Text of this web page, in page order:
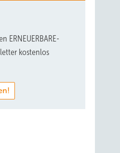
ERNEUERBARE-
kostenlos